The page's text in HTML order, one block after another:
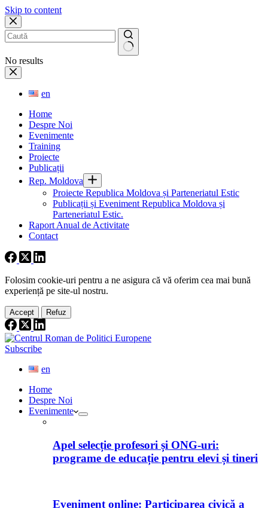
Skip to content
No results
en
Home
Despre Noi
Evenimente
Training
Proiecte
Publicații
Rep. Moldova
Proiecte Republica Moldova și Parteneriatul Estic
Publicații și Eveniment Republica Moldova și
Parteneriatul Estic.
Raport Anual de Activitate
Contact
Folosim cookie-uri pentru a ne asigura că vă oferim cea mai bună
experiență pe site-ul nostru.
Accept Refuz
Subscribe
en
Home
Despre Noi
Evenimente
Apel selecție profesori și ONG-uri:
programe de educație pentru elevi și tineri
Eveniment online: Participarea civică a